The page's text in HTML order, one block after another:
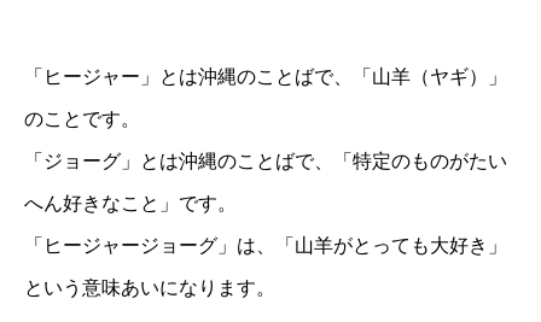
「ヒージャー」とは沖縄のことばで、「山羊（ヤギ）」
のことです。
「ジョーグ」とは沖縄のことばで、「特定のものがたい
へん好きなこと」です。
「ヒージャージョーグ」は、「山羊がとっても大好き」
という意味あいになります。